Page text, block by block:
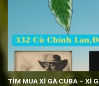
TÌM MUA XÌ GÀ CUBA – XÌ